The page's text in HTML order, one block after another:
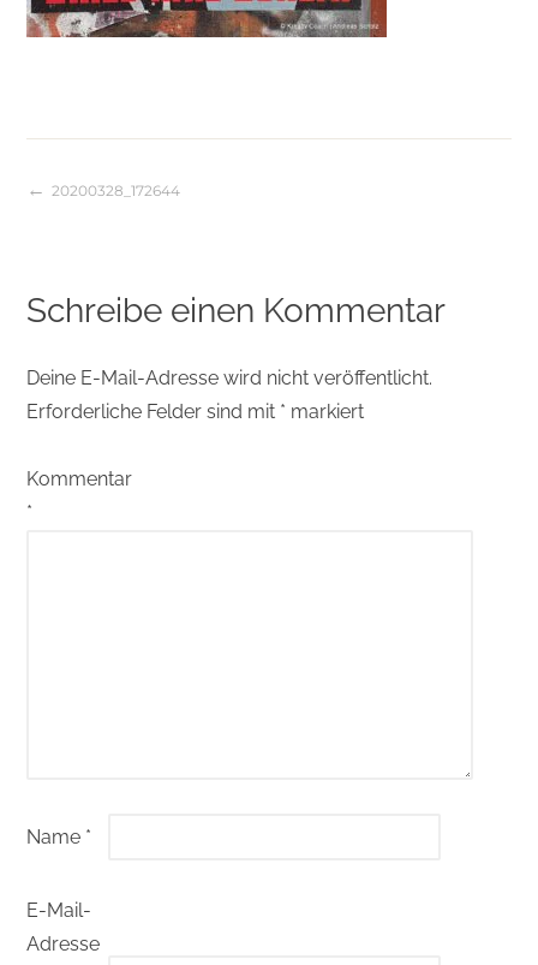
Beitragsnavigation
20200328_172644
Schreibe einen Kommentar
Deine E-Mail-Adresse wird nicht veröffentlicht.
Erforderliche Felder sind mit * markiert
Kommentar
*
Name *
E-Mail-
Adresse